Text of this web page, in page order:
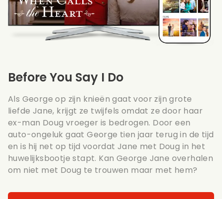
Before You Say I Do
Als George op zijn knieën gaat voor zijn grote
liefde Jane, krijgt ze twijfels omdat ze door haar
ex-man Doug vroeger is bedrogen. Door een
auto-ongeluk gaat George tien jaar terug in de tijd
en is hij net op tijd voordat Jane met Doug in het
huwelijksbootje stapt. Kan George Jane overhalen
om niet met Doug te trouwen maar met hem?